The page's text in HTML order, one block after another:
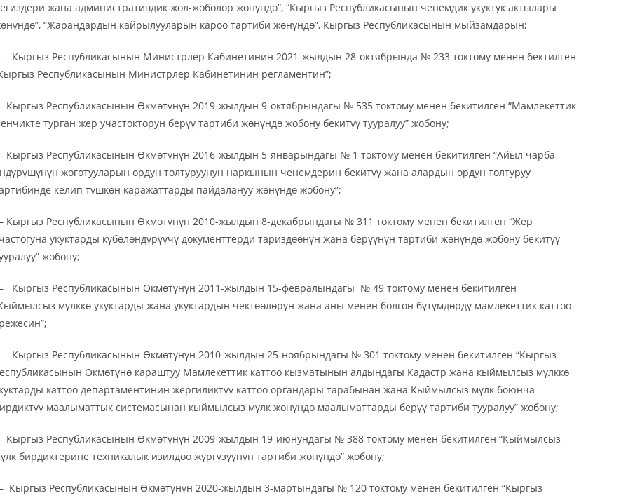
жана административдик жол-жоболор жөнүндө”, “Кыргыз Республикасынын ченемдик укуктук актылары
“Жарандардын кайрылууларын кароо тартиби жөнүндө”, Кыргыз Республикасынын мыйзамдарын;
Кыргыз Республикасынын Министрлер Кабинетинин 2021-жылдын 28-октябрында № 233 токтому менен бектилген
Республикасынын Министрлер Кабинетинин регламентин”;
Кыргыз Республикасынын Өкмөтүнүн 2019-жылдын 9-октябрындагы № 535 токтому менен бекитилген “Мамлекеттик
турган жер участокторун берүү тартиби жөнүндө жобону бекитүү тууралуу” жобону;
Кыргыз Республикасынын Өкмөтүнүн 2016-жылдын 5-январындагы № 1 токтому менен бекитилген “Айыл чарба
жоготууларын ордун толтуруунун наркынын ченемдерин бекитүү жана алардын ордун толтуруу
келип түшкөн каражаттарды пайдалануу жөнүндө жобону”;
Кыргыз Республикасынын Өкмөтүнүн 2010-жылдын 8-декабрындагы № 311 токтому менен бекитилген “Жер
укуктарды күбөлөндүрүүчү документтерди тариздөөнүн жана берүүнүн тартиби жөнүндө жобону бекитүү
жобону;
Кыргыз Республикасынын Өкмөтүнүн 2011-жылдын 15-февралындагы № 49 токтому менен бекитилген
мүлккө укуктарды жана укуктардын чектөөлөрүн жана аны менен болгон бүтүмдөрдү мамлекеттик каттоо
Кыргыз Республикасынын Өкмөтүнүн 2010-жылдын 25-ноябрындагы № 301 токтому менен бекитилген “Кыргыз
Өкмөтүнө караштуу Мамлекеттик каттоо кызматынын алдындагы Кадастр жана кыймылсыз мүлккө
каттоо департаментинин жергиликтүү каттоо органдары тарабынан жана Кыймылсыз мүлк боюнча
маалыматтык системасынан кыймылсыз мүлк жөнүндө маалыматтарды берүү тартиби тууралуу” жобону;
Кыргыз Республикасынын Өкмөтүнүн 2009-жылдын 19-июнундагы № 388 токтому менен бекитилген “Кыймылсыз
бирдиктерине техникалык изилдөө жүргүзүүнүн тартиби жөнүндө” жобону;
Кыргыз Республикасынын Өкмөтүнүн 2020-жылдын 3-мартындагы № 120 токтому менен бекитилген “Кыргыз